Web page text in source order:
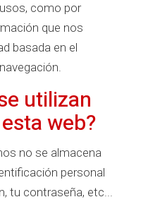
como por
que nos
basada en el
utilizan
web?
no se almacena
personal
tu contraseña, etc...